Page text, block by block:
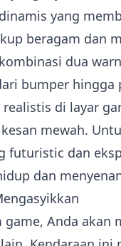
yang
beragam dan
dua
bumper
di layar
mewah.
futuristic dan
dan
Anda akan